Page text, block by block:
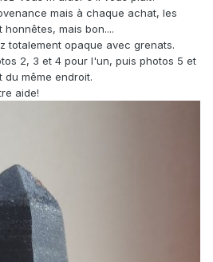
mais à chaque achat, les
mais bon....
totalement opaque avec grenats.
2, 3 et 4 pour l'un, puis photos 5 et
même endroit.
aide!